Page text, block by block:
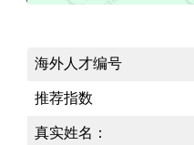
海外人才编号
推荐指数
真实姓名：